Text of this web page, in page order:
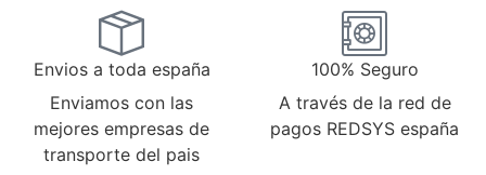
Envios a toda españa
Enviamos con las
mejores empresas de
transporte del pais
100% Seguro
A través de la red de
pagos REDSYS españa